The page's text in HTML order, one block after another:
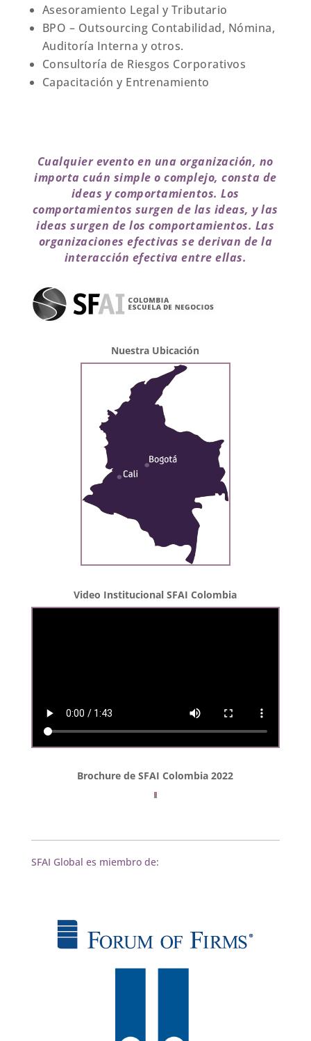
Asesoramiento Legal y Tributario
BPO – Outsourcing Contabilidad, Nómina,
Auditoría Interna y otros.
Consultoría de Riesgos Corporativos
Capacitación y Entrenamiento
Cualquier evento en una organización, no
importa cuán simple o complejo, consta de
ideas y comportamientos. Los
comportamientos surgen de las ideas, y las
ideas surgen de los comportamientos. Las
organizaciones efectivas se derivan de la
interacción efectiva entre ellas.
Nuestra Ubicación
Video Institucional SFAI Colombia
Brochure de SFAI Colombia 2022
SFAI Global es miembro de: